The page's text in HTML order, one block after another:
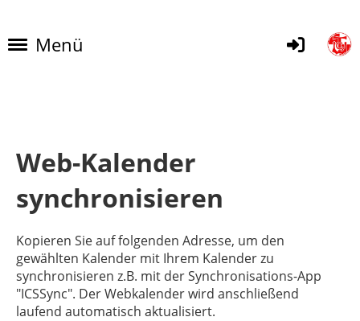
Menü
Web-Kalender
synchronisieren
Kopieren Sie auf folgenden Adresse, um den
gewählten Kalender mit Ihrem Kalender zu
synchronisieren z.B. mit der Synchronisations-App
"ICSSync". Der Webkalender wird anschließend
laufend automatisch aktualisiert.